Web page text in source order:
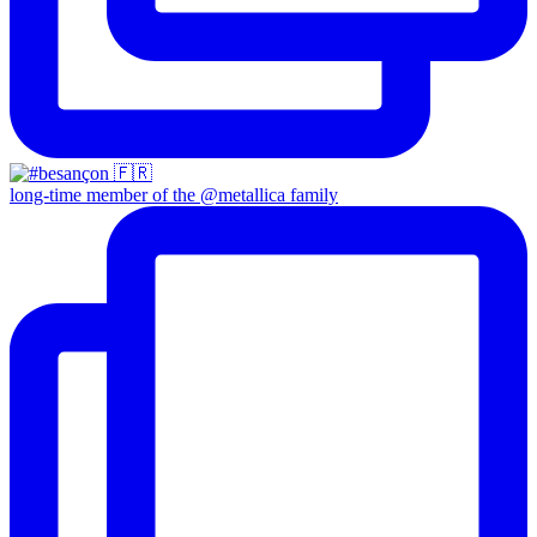
long-time member of the @metallica family